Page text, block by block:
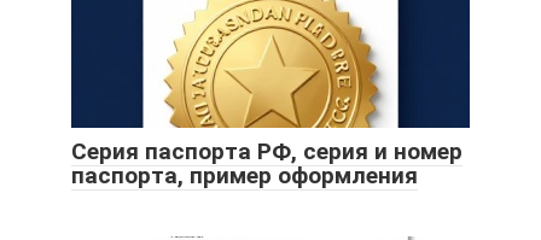
Серия паспорта РФ, серия и номер
паспорта, пример оформления